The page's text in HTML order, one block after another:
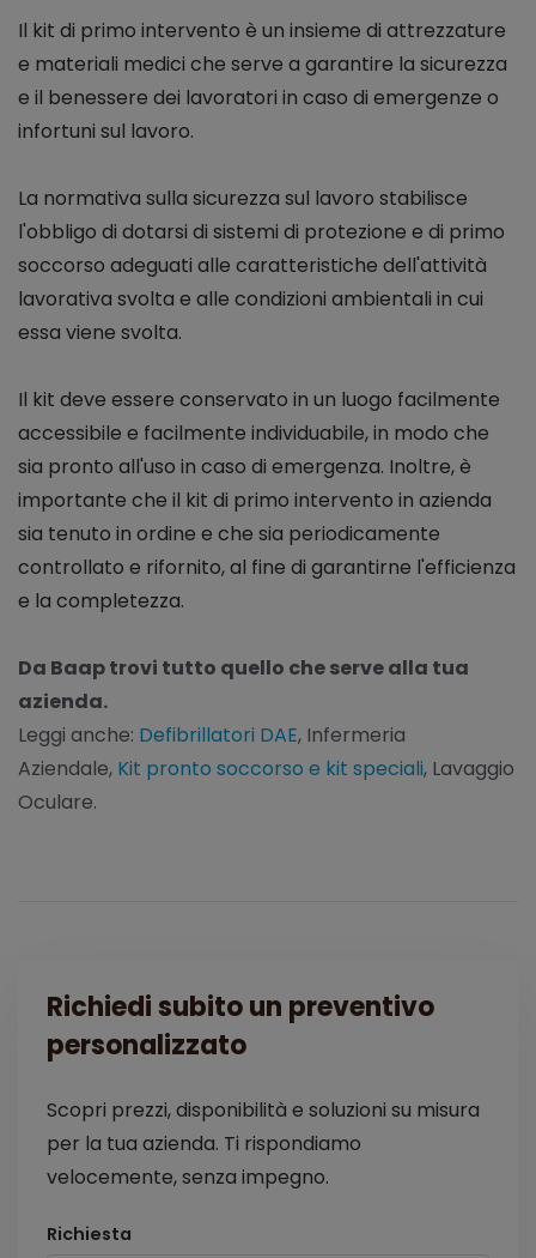
Il kit di primo intervento è un insieme di attrezzature
e materiali medici che serve a garantire la sicurezza
e il benessere dei lavoratori in caso di emergenze o
infortuni sul lavoro.
La normativa sulla sicurezza sul lavoro stabilisce
l'obbligo di dotarsi di sistemi di protezione e di primo
soccorso adeguati alle caratteristiche dell'attività
lavorativa svolta e alle condizioni ambientali in cui
essa viene svolta.
Il kit deve essere conservato in un luogo facilmente
accessibile e facilmente individuabile, in modo che
sia pronto all'uso in caso di emergenza. Inoltre, è
importante che il kit di primo intervento in azienda
sia tenuto in ordine e che sia periodicamente
controllato e rifornito, al fine di garantirne l'efficienza
e la completezza.
Da Baap trovi tutto quello che serve alla tua
azienda.
Leggi anche: Defibrillatori DAE, Infermeria
Aziendale, Kit pronto soccorso e kit speciali, Lavaggio
Oculare.
Richiedi subito un preventivo
personalizzato
Scopri prezzi, disponibilità e soluzioni su misura
per la tua azienda. Ti rispondiamo
velocemente, senza impegno.
Richiesta